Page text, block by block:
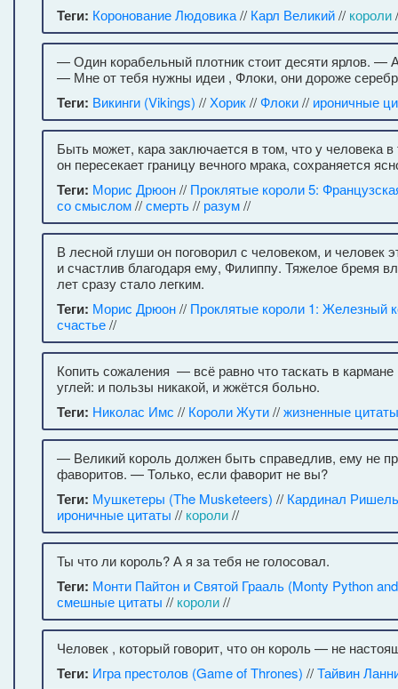
Теги: Коронование Людовика// Карл Великий// короли
— Один корабельный плотник стоит десяти ярлов. —
— Мне от тебя нужны идеи , Флоки, они дороже
Теги: Викинги (Vikings) // Хорик//Флоки// ироничные
Быть может, кара заключается в том, что у человека в
он пересекает границу вечного мрака, сохраняется
Теги: Морис Дрюон// Проклятые короли 5:
со смыслом//смерть// разум//
В лесной глуши он поговорил с человеком, и человек
и счастлив благодаря ему, Филиппу. Тяжелое бремя
лет сразу стало легким.
Теги: Морис Дрюон// Проклятые короли 1: Железный
счастье//
Копить сожаления — всё равно что таскать в
углей: и пользы никакой, и жжётся больно.
Теги: Николас Имс // Короли Жути//жизненные цитаты
— Великий король должен быть справедлив, ему не
фаворитов. — Только, если фаворит не вы?
Теги: Мушкетеры (The Musketeers) // Кардинал
ироничные цитаты // короли//
Ты что ли король? А я за тебя не голосовал.
Теги: Монти Пайтон и Святой Грааль (Monty Python
смешные цитаты // короли//
Человек , который говорит, что он король — не
Теги: Игра престолов (Game of Thrones) //Тайвин